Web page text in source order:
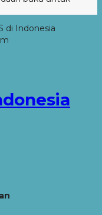
di Indonesia